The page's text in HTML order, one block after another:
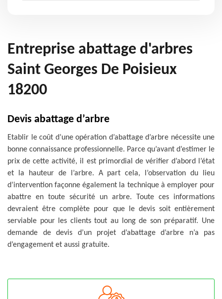
Entreprise abattage d'arbres
Saint Georges De Poisieux
18200
Devis abattage d’arbre
Etablir le coût d’une opération d’abattage d’arbre nécessite une
bonne connaissance professionnelle. Parce qu’avant d’estimer le
prix de cette activité, il est primordial de vérifier d’abord l’état
et la hauteur de l’arbre. A part cela, l’observation du lieu
d’intervention façonne également la technique à employer pour
abattre en toute sécurité un arbre. Toute ces informations
devraient être complète pour que le devis soit entièrement
serviable pour les clients tout au long de son préparatif. Une
demande de devis d’un projet d’abattage d’arbre n’a pas
d’engagement et aussi gratuite.